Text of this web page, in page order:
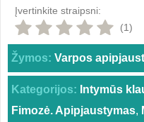
Įvertinkite straipsni:
(1)
Žymos: Varpos
Kategorijos: Intymūs
Fimozė. Apipjaustymas,